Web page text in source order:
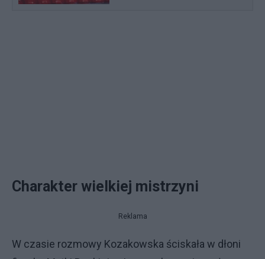
Charakter wielkiej mistrzyni
Reklama
W czasie rozmowy Kozakowska ściskała w dłoni